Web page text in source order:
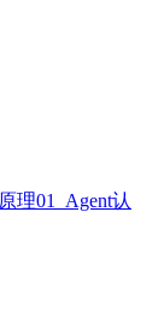
理01_Agent认